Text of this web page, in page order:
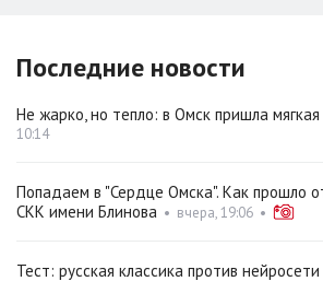
Последние новости
Не жарко, но тепло: в Омск пришла
10:14
Попадаем в "Сердце Омска". Как прошло
СКК имени Блинова • вчера, 19:06 •
Тест: русская классика против нейросети